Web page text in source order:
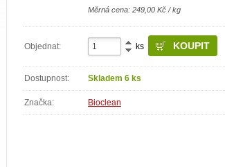
Měrná cena: 249,00 Kč / kg
Objednat: ks
Dostupnost: Skladem 6 ks
Značka: Bioclean